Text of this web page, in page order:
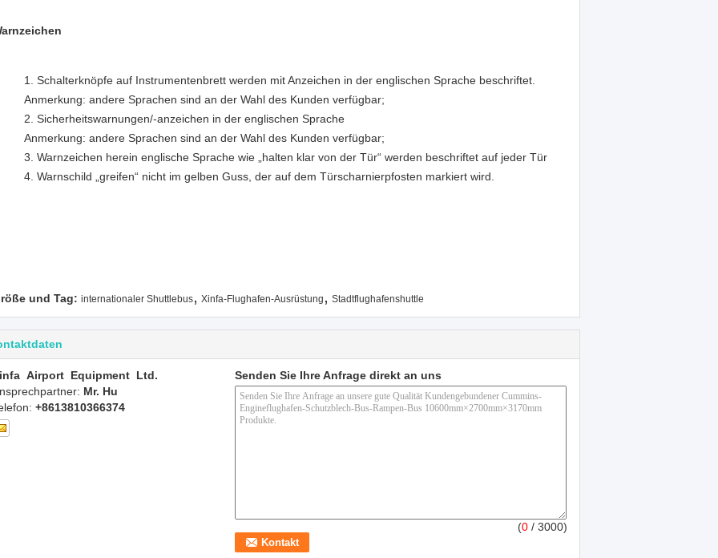
Schalterknöpfe auf Instrumentenbrett werden mit Anzeichen in der englischen Sprache beschriftet.
Anmerkung: andere Sprachen sind an der Wahl des Kunden verfügbar;
Sicherheitswarnungen/-anzeichen in der englischen Sprache
Anmerkung: andere Sprachen sind an der Wahl des Kunden verfügbar;
Warnzeichen herein englische Sprache wie „halten klar von der Tür“ werden beschriftet auf jeder Tür
Warnschild „greifen“ nicht im gelben Guss, der auf dem Türscharnierpfosten markiert wird.
und Tag: internationaler Shuttlebus, Xinfa-Flughafen-Ausrüstung , Stadtflughafenshuttle
Airport Equipment Ltd.
Mr. Hu
+8613810366374
Senden Sie Ihre Anfrage direkt an uns
(0 / 3000)